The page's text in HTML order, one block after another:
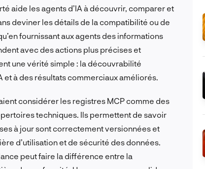
aide les agents d’IA à découvrir, comparer et
deviner les détails de la compatibilité ou de
fournissant aux agents des informations
avec des actions plus précises et
une vérité simple : la découvrabilité
et à des résultats commerciaux améliorés.
considérer les registres MCP comme des
techniques. Ils permettent de savoir
à jour sont correctement versionnées et
d’utilisation et de sécurité des données.
peut faire la différence entre la